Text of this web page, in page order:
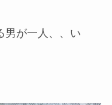
男が一人、、い